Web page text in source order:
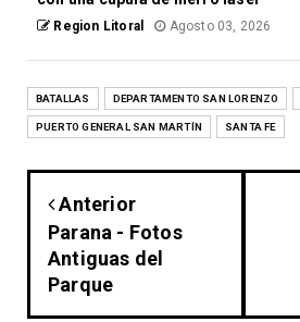
Region Litoral Agosto 03, 2026
BATALLAS DEPARTAMENTO SAN LORENZO
PUERTO GENERAL SAN MARTÍN SANTA FE
Anterior
Parana - Fotos
Antiguas del
Parque